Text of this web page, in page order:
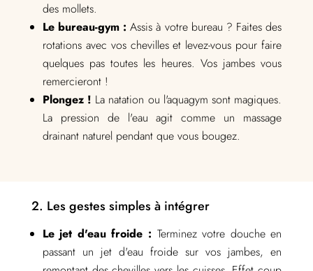
des mollets.
Le bureau-gym : Assis à votre bureau ? Faites des
rotations avec vos chevilles et levez-vous pour faire
quelques pas toutes les heures. Vos jambes vous
remercieront !
Plongez ! La natation ou l'aquagym sont magiques.
La pression de l'eau agit comme un massage
drainant naturel pendant que vous bougez.
2. Les gestes simples à intégrer
Le jet d'eau froide : Terminez votre douche en
passant un jet d'eau froide sur vos jambes, en